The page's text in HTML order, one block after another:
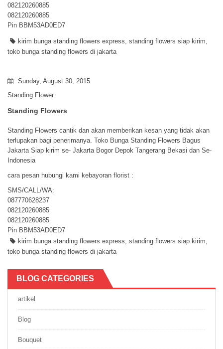
082120260885
082120260885
Pin BBM53AD0ED7
kirim bunga standing flowers express standing flowers siap kirim
toko bunga standing flowers di jakarta
Sunday, August 30, 2015
Standing Flower
Standing Flowers
Standing Flowers cantik dan akan memberikan kesan yang tidak akan
terlupakan bagi penerimanya. Toko Bunga Standing Flowers Bagus
Jakarta Siap kirim se- Jakarta Bogor Depok Tangerang Bekasi dan Se-
Indonesia
cara pesan hubungi kami kebayoran florist :
SMS/CALL/WA:
087770628237
082120260885
082120260885
Pin BBM53AD0ED7
kirim bunga standing flowers express standing flowers siap kirim
toko bunga standing flowers di jakarta
BLOG CATEGORIES
artikel
Blog
Bouquet